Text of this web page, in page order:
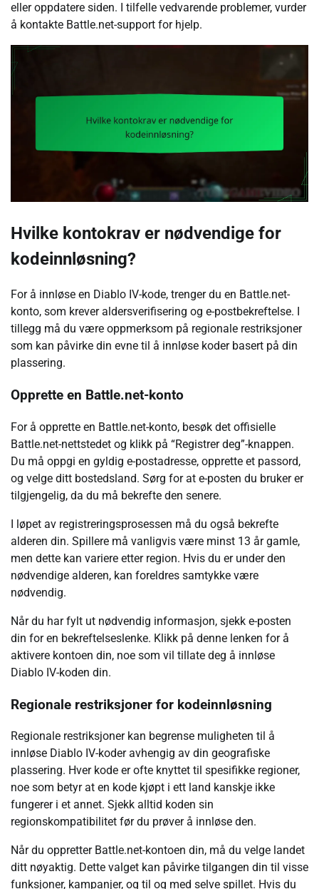
eller oppdatere siden. I tilfelle vedvarende problemer, vurder
å kontakte Battle.net-support for hjelp.
Hvilke kontokrav er nødvendige for
kodeinnløsning?
For å innløse en Diablo IV-kode, trenger du en Battle.net-
konto, som krever aldersverifisering og e-postbekreftelse. I
tillegg må du være oppmerksom på regionale restriksjoner
som kan påvirke din evne til å innløse koder basert på din
plassering.
Opprette en Battle.net-konto
For å opprette en Battle.net-konto, besøk det offisielle
Battle.net-nettstedet og klikk på “Registrer deg”-knappen.
Du må oppgi en gyldig e-postadresse, opprette et passord,
og velge ditt bostedsland. Sørg for at e-posten du bruker er
tilgjengelig, da du må bekrefte den senere.
I løpet av registreringsprosessen må du også bekrefte
alderen din. Spillere må vanligvis være minst 13 år gamle,
men dette kan variere etter region. Hvis du er under den
nødvendige alderen, kan foreldres samtykke være
nødvendig.
Når du har fylt ut nødvendig informasjon, sjekk e-posten
din for en bekreftelseslenke. Klikk på denne lenken for å
aktivere kontoen din, noe som vil tillate deg å innløse
Diablo IV-koden din.
Regionale restriksjoner for kodeinnløsning
Regionale restriksjoner kan begrense muligheten til å
innløse Diablo IV-koder avhengig av din geografiske
plassering. Hver kode er ofte knyttet til spesifikke regioner,
noe som betyr at en kode kjøpt i ett land kanskje ikke
fungerer i et annet. Sjekk alltid koden sin
regionskompatibilitet før du prøver å innløse den.
Når du oppretter Battle.net-kontoen din, må du velge landet
ditt nøyaktig. Dette valget kan påvirke tilgangen din til visse
funksjoner, kampanjer, og til og med selve spillet. Hvis du